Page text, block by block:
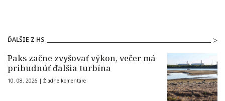
ĎALŠIE Z HS
Paks začne zvyšovať výkon, večer má
pribudnúť ďalšia turbína
10. 08. 2026 | Žiadne komentáre